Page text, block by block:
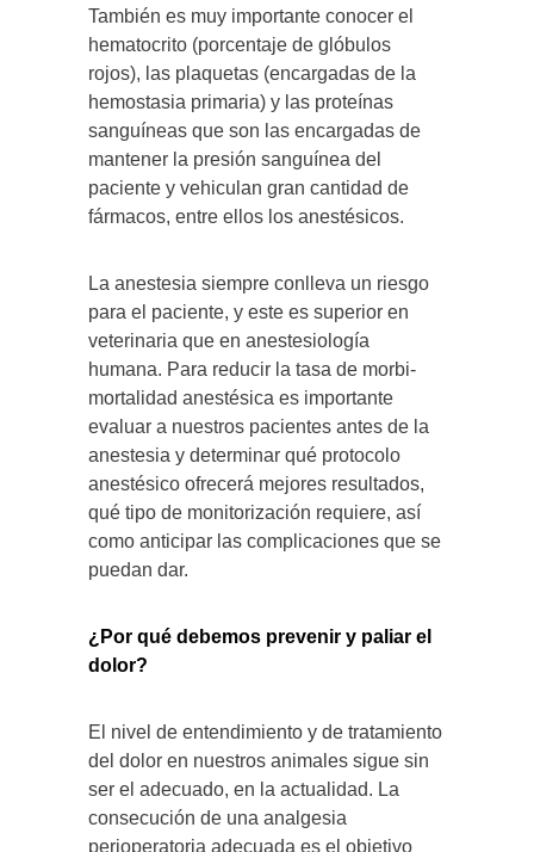
También es muy importante conocer el
hematocrito (porcentaje de glóbulos
rojos), las plaquetas (encargadas de la
hemostasia primaria) y las proteínas
sanguíneas que son las encargadas de
mantener la presión sanguínea del
paciente y vehiculan gran cantidad de
fármacos, entre ellos los anestésicos.
La anestesia siempre conlleva un riesgo
para el paciente, y este es superior en
veterinaria que en anestesiología
humana. Para reducir la tasa de morbi-
mortalidad anestésica es importante
evaluar a nuestros pacientes antes de la
anestesia y determinar qué protocolo
anestésico ofrecerá mejores resultados,
qué tipo de monitorización requiere, así
como anticipar las complicaciones que se
puedan dar.
¿Por qué debemos prevenir y paliar el
dolor?
El nivel de entendimiento y de tratamiento
del dolor en nuestros animales sigue sin
ser el adecuado, en la actualidad. La
consecución de una analgesia
perioperatoria adecuada es el objetivo